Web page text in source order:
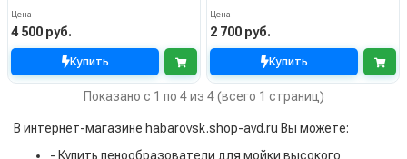
Цена
4 500 руб.
Купить
Цена
2 700 руб.
Купить
Показано с 1 по 4 из 4 (всего 1 страниц)
В интернет-магазине habarovsk.shop-avd.ru Вы можете:
- Купить пенообразователи для мойки высокого